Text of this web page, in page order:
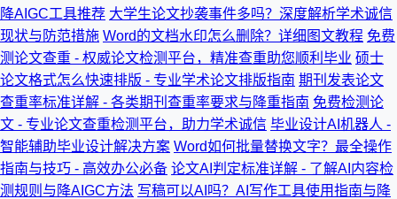
降AIGC工具推荐 大学生论文抄袭事件多吗？深度解析学术诚信
现状与防范措施 Word的文档水印怎么删除？详细图文教程 免费
测论文查重 - 权威论文检测平台，精准查重助您顺利毕业 硕士
论文格式怎么快速排版 - 专业学术论文排版指南 期刊发表论文
查重率标准详解 - 各类期刊查重率要求与降重指南 免费检测论
文 - 专业论文查重检测平台，助力学术诚信 毕业设计AI机器人 -
智能辅助毕业设计解决方案 Word如何批量替换文字？最全操作
指南与技巧 - 高效办公必备 论文AI判定标准详解 - 了解AI内容检
测规则与降AIGC方法 写稿可以AI吗？AI写作工具使用指南与降